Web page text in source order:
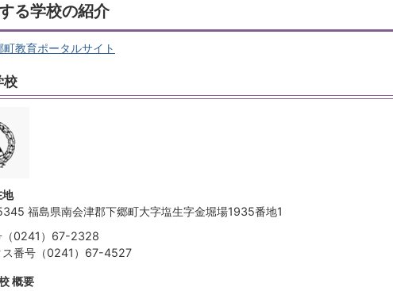
る学校の紹介
町教育ポータルサイト
校
地
福島県南会津郡下郷町大字塩生字金堀場1935番地1
（0241）67-2328
ス番号（0241）67-4527
概要